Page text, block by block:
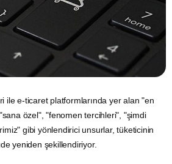
ilee-ticaretplatformlarında yer alan "en
özel", "fenomen tercihleri", "şimdi
gibi yönlendirici unsurlar, tüketicinin
yeniden şekillendiriyor.